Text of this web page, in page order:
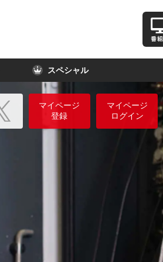
スペシャル
マイページ
登録
マイページ
ログイン